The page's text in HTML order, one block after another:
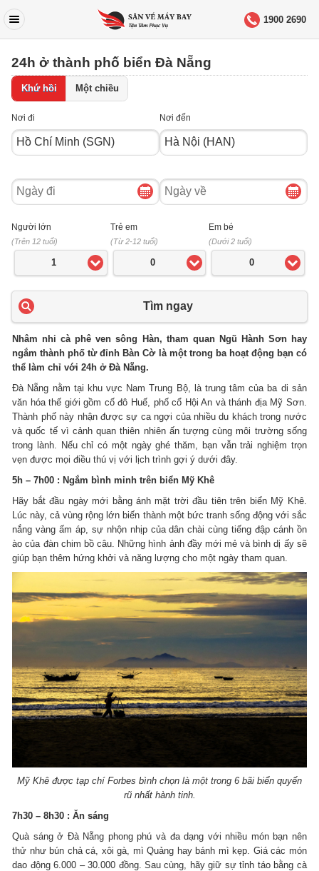
1900 2690
24h ở thành phố biển Đà Nẵng
Khứ hồi Một chiều
Nơi đi Nơi đến
Ngày
đi
Ngày
về
Người lớn
(Trên 12 tuổi)
1
Trẻ em
(Từ 2-12 tuổi)
0
Em bé
(Dưới 2 tuổi)
0
Tìm ngay
Nhâm nhi cà phê ven sông Hàn, tham quan Ngũ Hành Sơn hay
ngắm thành phố từ đỉnh Bàn Cờ là một trong ba hoạt động bạn có
thể làm chỉ với 24h ở Đà Nẵng.
Đà Nẵng nằm tại khu vực Nam Trung Bộ, là trung tâm của ba di sản
văn hóa thế giới gồm cố đô Huế, phố cổ Hội An và thánh địa Mỹ Sơn.
Thành phố này nhận được sự ca ngợi của nhiều du khách trong nước
và quốc tế vì cảnh quan thiên nhiên ấn tượng cùng môi trường sống
trong lành. Nếu chỉ có một ngày ghé thăm, bạn vẫn trải nghiệm trọn
vẹn được mọi điều thú vị với lịch trình gợi ý dưới đây.
5h – 7h00 : Ngắm bình minh trên biển Mỹ Khê
Hãy bắt đầu ngày mới bằng ánh mặt trời đầu tiên trên biển Mỹ Khê.
Lúc này, cả vùng rộng lớn biến thành một bức tranh sống động với sắc
nắng vàng ấm áp, sự nhộn nhịp của dân chài cùng tiếng đập cánh ồn
ào của đàn chim bồ câu. Những hình ảnh đầy mới mẻ và bình dị ấy sẽ
giúp bạn thêm hứng khởi và năng lượng cho một ngày tham quan.
Mỹ Khê được tạp chí Forbes bình chọn là một trong 6 bãi biển quyến
rũ nhất hành tinh.
7h30 – 8h30 : Ăn sáng
Quà sáng ở Đà Nẵng phong phú và đa dạng với nhiều món bạn nên
thử như bún chả cá, xôi gà, mì Quảng hay bánh mì kẹp. Giá các món
dao động 6.000 – 30.000 đồng. Sau cùng, hãy giữ sự tỉnh táo bằng cà